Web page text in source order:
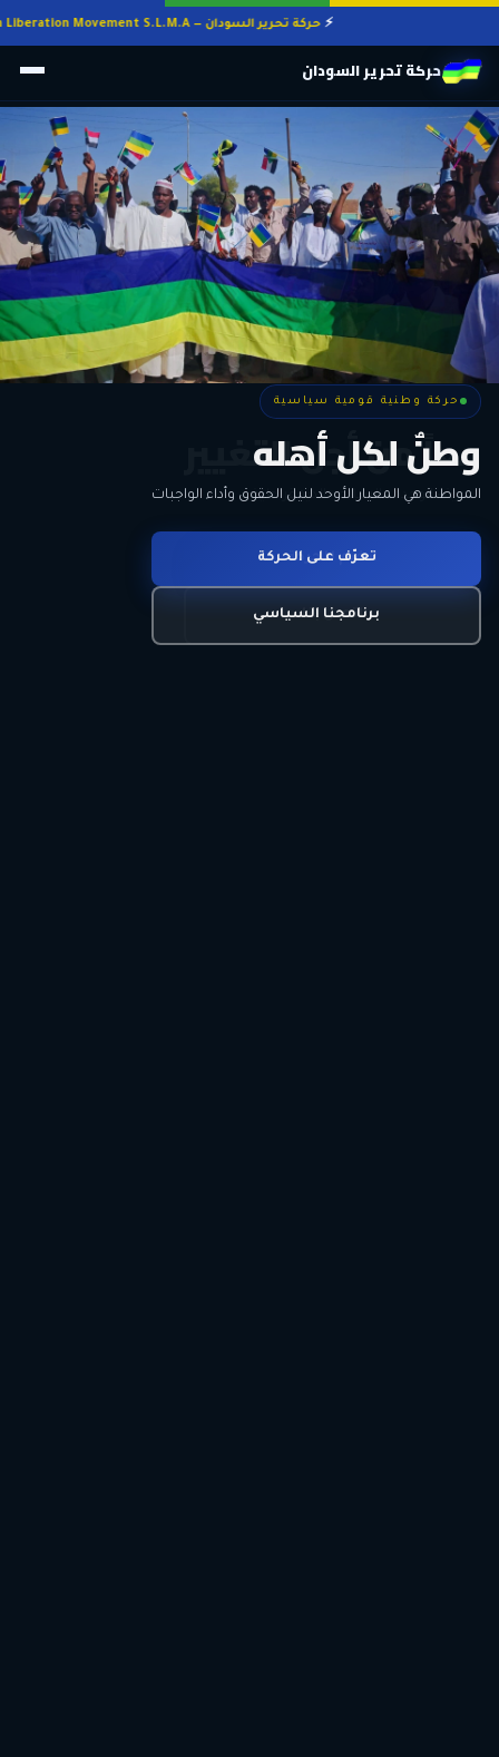
حركة تحرير السودان — Sudan Liberation Movement S.L.M.A
حركة تحرير السودان
حركة وطنية قومية سياسية
وطنٌ لكل أهله
المواطنة هي المعيار الأوحد لنيل الحقوق وأداء الواجبات
تعرّف على الحركة
برنامجنا السياسي
حركة وطنية قومية سياسية
معاً من أجل التغيير
الحرية • الوحدة • السلام • الديمقراطية
انضم للحركة
اتصل بنا